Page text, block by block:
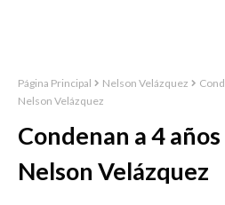
Página Principal Nelson Velázquez
Nelson Velázquez
Condenan a 4
Nelson Velázquez